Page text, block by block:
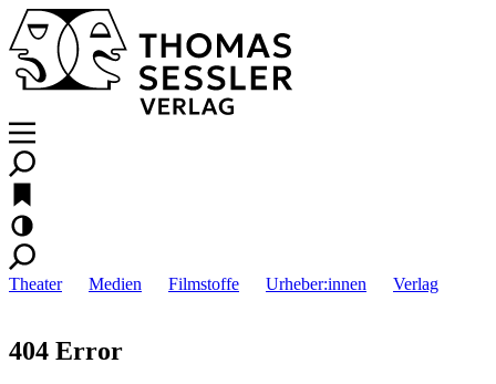
Theater Medien Filmstoffe Urheber:innen Verlag
404 Error